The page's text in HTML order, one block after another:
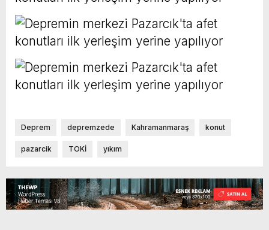
Deprem depremzede Kahramanmaraş konut
pazarcik TOKİ yıkım